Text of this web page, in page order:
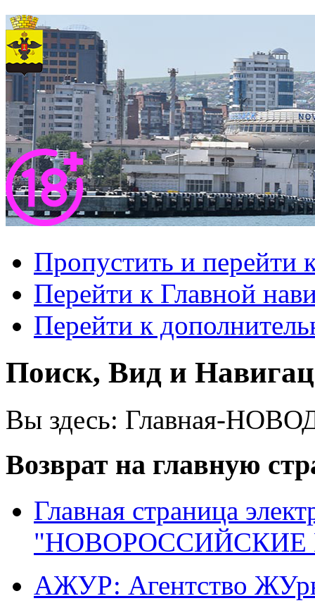
Пропустить и перейти
Перейти к Главной
Перейти к
Поиск, Вид и
Вы здесь: Главная-
Возврат на главную
Главная страница
"НОВОРОССИЙСКИЕ
АЖУР: Агентство